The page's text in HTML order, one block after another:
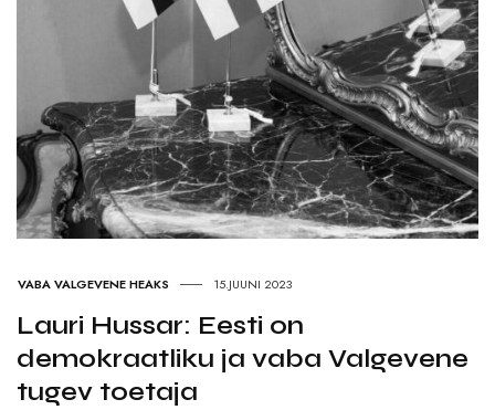
VABA VALGEVENE HEAKS 15.JUUNI 2023
Lauri Hussar: Eesti on
demokraatliku ja vaba Valgevene
tugev toetaja